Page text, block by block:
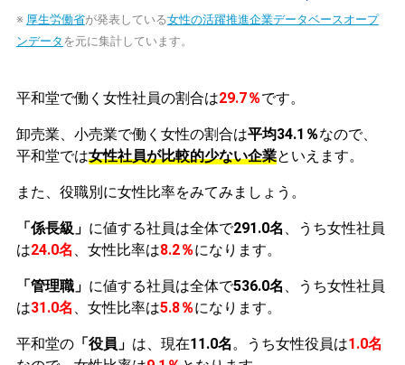
※ 厚生労働省が発表している女性の活躍推進企業データベースオープ
ンデータ を元に集計しています。
平和堂で働く女性社員の割合は29.7％です。
卸売業、小売業で働く女性の割合は平均34.1％なので、
平和堂では女性社員が比較的少ない企業といえます。
また、役職別に女性比率をみてみましょう。
「係長級」 に値する社員は全体で291.0名
、うち女性社員
は24.0名 、女性比率は8.2％になります。
「管理職」 に値する社員は全体で536.0名
、うち女性社員
は31.0名 、女性比率は5.8％になります。
平和堂の「役員」 は、現在11.0名 。うち女性役員は1.0名